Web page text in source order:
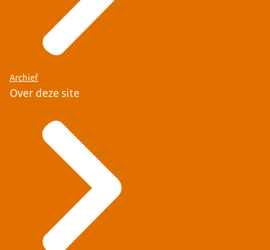
Archief
Over deze site